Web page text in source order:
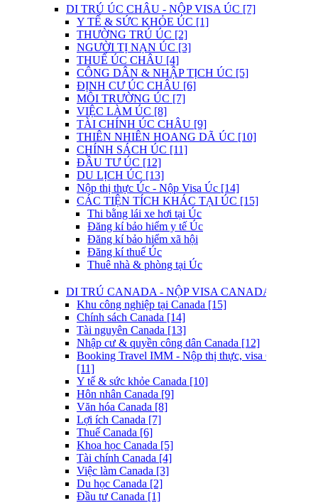
DI TRÚ ÚC CHÂU - NỘP VISA ÚC [7]
Y TẾ & SỨC KHỎE ÚC [1]
THƯỜNG TRÚ ÚC [2]
NGƯỜI TỊ NẠN ÚC [3]
THUẾ ÚC CHÂU [4]
CÔNG DÂN & NHẬP TỊCH ÚC [5]
ĐỊNH CƯ ÚC CHÂU [6]
MÔI TRƯỜNG ÚC [7]
VIỆC LÀM ÚC [8]
TÀI CHÍNH ÚC CHÂU [9]
THIÊN NHIÊN HOANG DÃ ÚC [10]
CHÍNH SÁCH ÚC [11]
ĐẦU TƯ ÚC [12]
DU LỊCH ÚC [13]
Nộp thị thực Úc - Nộp Visa Úc [14]
CÁC TIỆN TÍCH KHÁC TẠI ÚC [15]
Thi bằng lái xe hơi tại Úc
Đăng kí bảo hiểm y tế Úc
Đăng kí bảo hiểm xã hội
Đăng kí thuế Úc
Thuê nhà & phòng tại Úc
DI TRÚ CANADA - NỘP VISA CANADA [8]
Khu công nghiệp tại Canada [15]
Chính sách Canada [14]
Tài nguyên Canada [13]
Nhập cư & quyền công dân Canada [12]
Booking Travel IMM - Nộp thị thực, visa Canada
[11]
Y tế & sức khỏe Canada [10]
Hôn nhân Canada [9]
Văn hóa Canada [8]
Lợi ích Canada [7]
Thuế Canada [6]
Khoa học Canada [5]
Tài chính Canada [4]
Việc làm Canada [3]
Du học Canada [2]
Đầu tư Canada [1]